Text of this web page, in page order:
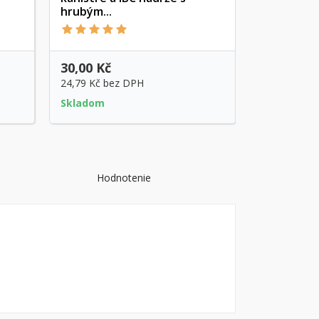
Rýchly náhľad
hrubým...
30,00 Kč
24,79 Kčbez DPH
Skladom
Hodnotenie